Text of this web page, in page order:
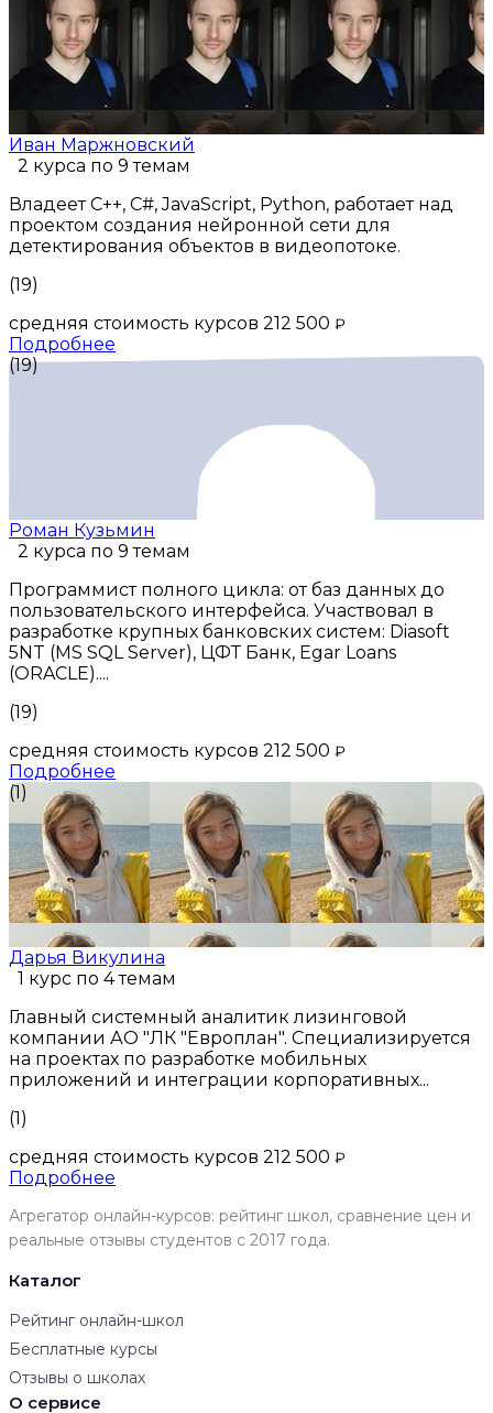
Иван Маржновский
2 курса по 9 темам
Владеет C++, C#, JavaScript, Python, работает над
проектом создания нейронной сети для
детектирования объектов в видеопотоке.
(19)
средняя стоимость курсов 212 500 ₽
Подробнее
(19)
Роман Кузьмин
2 курса по 9 темам
Программист полного цикла: от баз данных до
пользовательского интерфейса. Участвовал в
разработке крупных банковских систем: Diasoft
5NT (MS SQL Server), ЦФТ Банк, Egar Loans
(ORACLE)....
(19)
средняя стоимость курсов 212 500 ₽
Подробнее
(1)
Дарья Викулина
1 курс по 4 темам
Главный системный аналитик лизинговой
компании АО "ЛК "Европлан". Специализируется
на проектах по разработке мобильных
приложений и интеграции корпоративных...
(1)
средняя стоимость курсов 212 500 ₽
Подробнее
Агрегатор онлайн-курсов: рейтинг школ, сравнение цен и
реальные отзывы студентов с 2017 года.
Каталог
Рейтинг онлайн-школ
Бесплатные курсы
Отзывы о школах
О сервисе